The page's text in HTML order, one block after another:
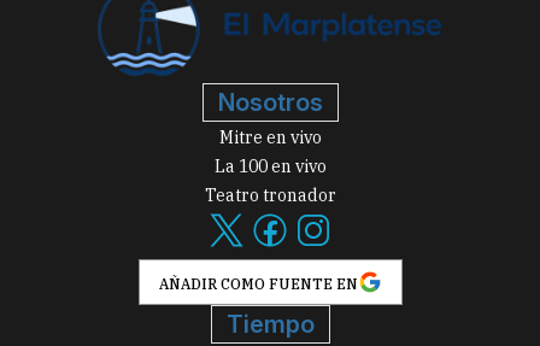
Nosotros
Mitre en vivo
La 100 en vivo
Teatro tronador
AÑADIR COMO FUENTE EN
Tiempo